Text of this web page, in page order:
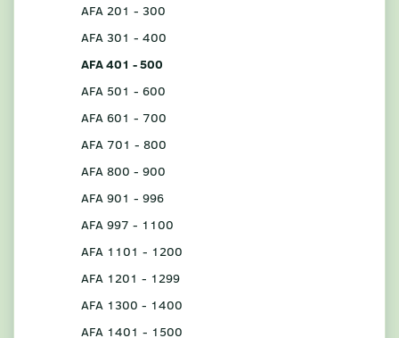
AFA 201 - 300
AFA 301 - 400
AFA 401 - 500
AFA 501 - 600
AFA 601 - 700
AFA 701 - 800
AFA 800 - 900
AFA 901 - 996
AFA 997 - 1100
AFA 1101 - 1200
AFA 1201 - 1299
AFA 1300 - 1400
AFA 1401 - 1500